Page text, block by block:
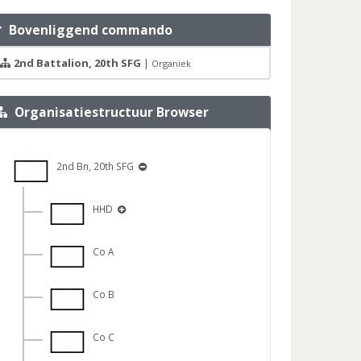
Bovenliggend commando
2nd Battalion, 20th SFG | Organiek
Organisatiestructuur Browser
2nd Bn, 20th SFG
HHD
Co A
Co B
Co C